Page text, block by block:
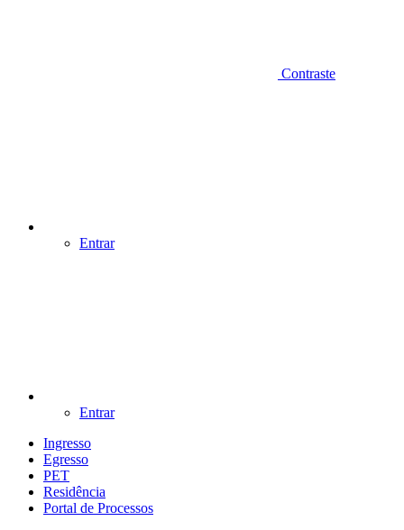
Contraste
Entrar
Entrar
Ingresso
Egresso
PET
Residência
Portal de Processos